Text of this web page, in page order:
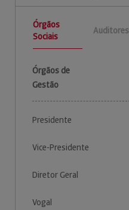
Órgãos
Sociais
Auditores
Órgãos de
Gestão
Presidente
Vice-Presidente
Diretor Geral
Vogal